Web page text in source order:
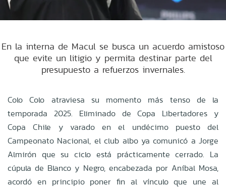
En la interna de Macul se busca un acuerdo amistoso
que evite un litigio y permita destinar parte del
presupuesto a refuerzos invernales.
Colo Colo atraviesa su momento más tenso de la
temporada 2025. Eliminado de Copa Libertadores y
Copa Chile y varado en el undécimo puesto del
Campeonato Nacional, el club albo ya comunicó a Jorge
Almirón que su ciclo está prácticamente cerrado. La
cúpula de Blanco y Negro, encabezada por Aníbal Mosa,
acordó en principio poner fin al vínculo que une al